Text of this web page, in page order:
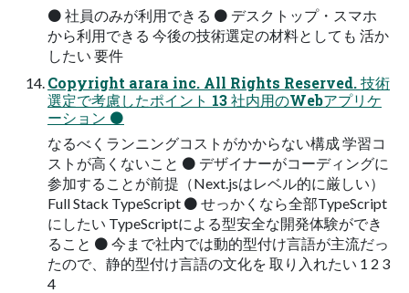
⚫ 社員のみが利用できる ⚫ デスクトップ・スマホ
から利用できる 今後の技術選定の材料としても 活か
したい 要件
Copyright arara inc. All Rights Reserved. 技術
選定で考慮したポイント 13 社内用のWebアプリケ
ーション ⚫
なるべくランニングコストがかからない構成 学習コ
ストが高くないこと ⚫ デザイナーがコーディングに
参加することが前提（Next.jsはレベル的に厳しい）
Full Stack TypeScript ⚫ せっかくなら全部TypeScript
にしたい TypeScriptによる型安全な開発体験ができ
ること ⚫ 今まで社内では動的型付け言語が主流だっ
たので、静的型付け言語の文化を 取り入れたい 1 2 3
4